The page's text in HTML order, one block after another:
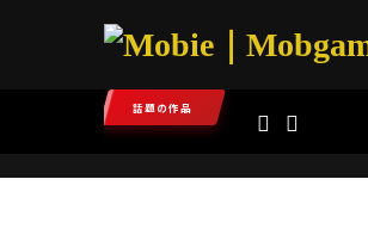
話題の作品